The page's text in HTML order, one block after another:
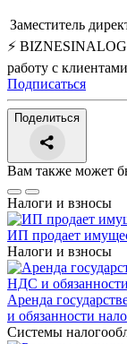
Заместитель
⚡
работу с
Подписаться
Поделиться
Вам также может
Налоги и взносы
ИП продает
Налоги и взносы
Аренда
и обязанности
Системы